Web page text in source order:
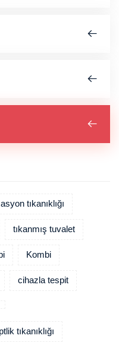
tıkanıklığı
tıkanmış tuvalet
Kombi
cihazla tespit
tıkanıklığı